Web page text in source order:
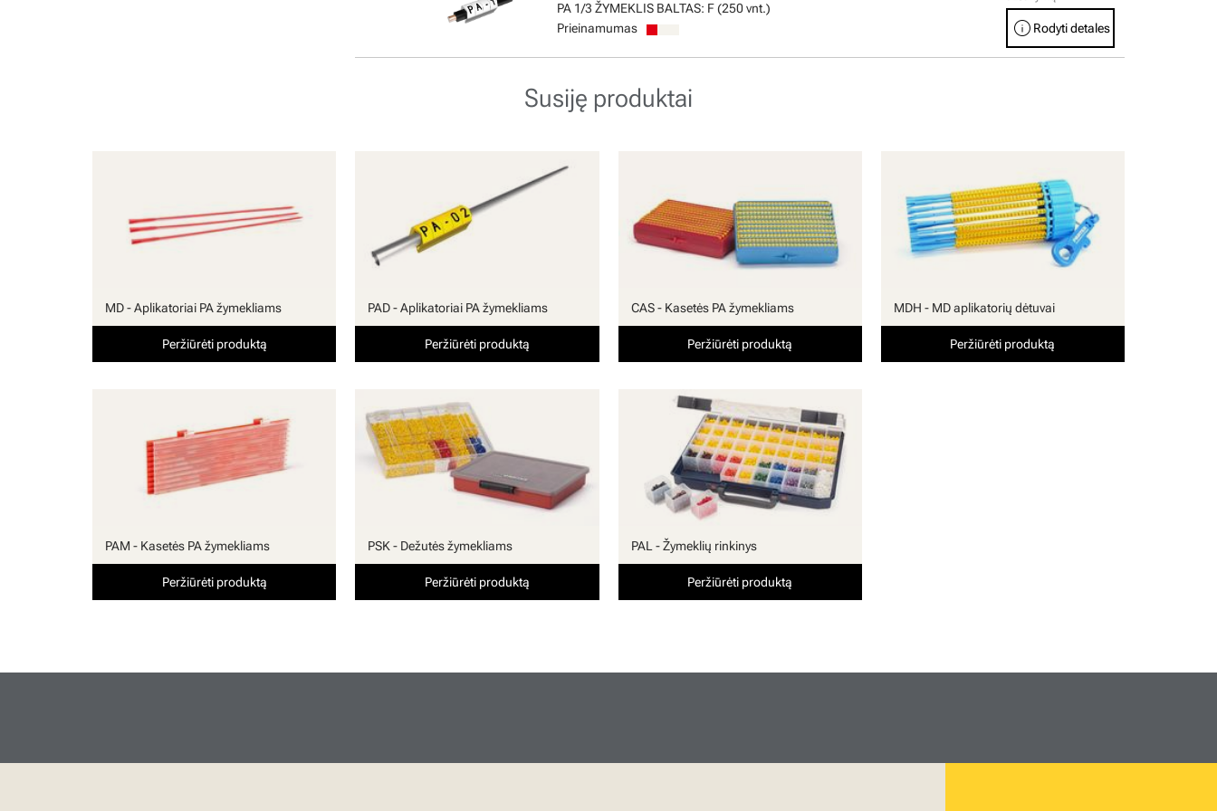
PA 1/3 ŽYMEKLIS BALTAS: F (250 vnt.)
Prieinamumas
info Rodyti detales
Susiję produktai
MD - Aplikatoriai PA žymekliams
Peržiūrėti produktą
PAD - Aplikatoriai PA žymekliams
Peržiūrėti produktą
CAS - Kasetės PA žymekliams
Peržiūrėti produktą
MDH - MD aplikatorių dėtuvai
Peržiūrėti produktą
PAM - Kasetės PA žymekliams
Peržiūrėti produktą
PSK - Dežutės žymekliams
Peržiūrėti produktą
PAL - Žymeklių rinkinys
Peržiūrėti produktą